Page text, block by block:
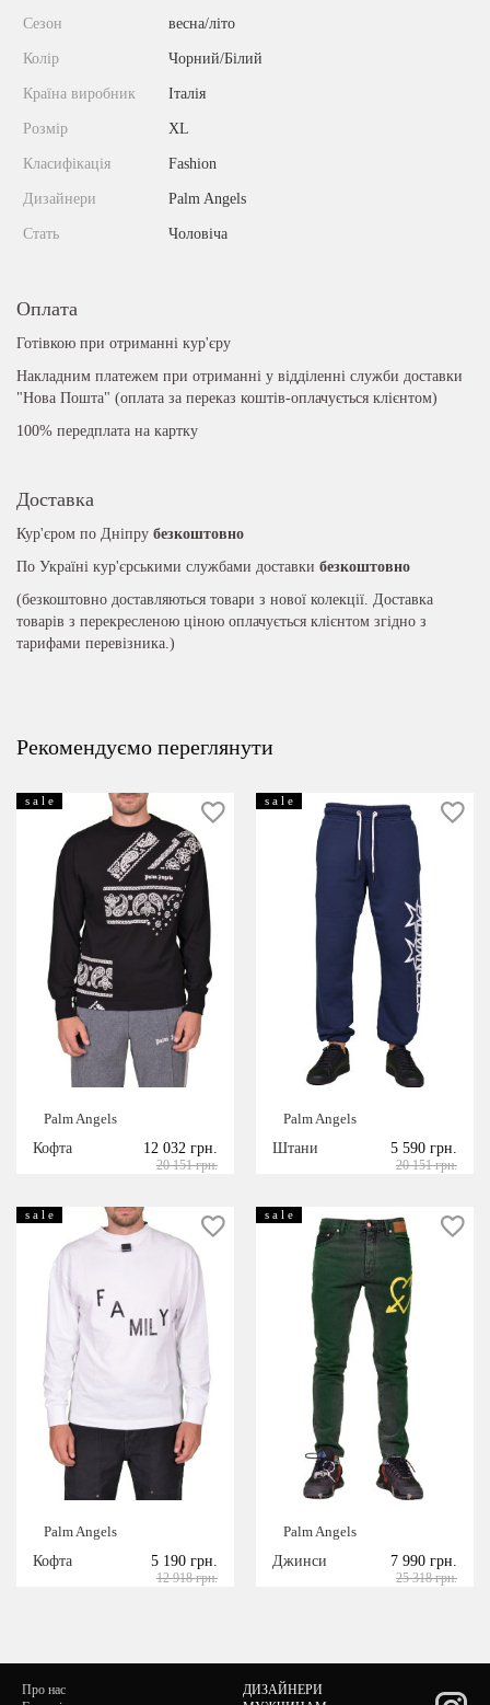
Сезон весна/літо
Колір Чорний/Білий
Країна виробник Італія
Розмір XL
Класифікація Fashion
Дизайнери Palm Angels
Стать Чоловіча
Оплата
Готівкою при отриманні кур'єру
Накладним платежем при отриманні у відділенні служби доставки
"Нова Пошта" (оплата за переказ коштів-оплачується клієнтом)
100% передплата на картку
Доставка
Кур'єром по Дніпру безкоштовно
По Україні кур'єрськими службами доставки безкоштовно
(безкоштовно доставляються товари з нової колекції. Доставка
товарів з перекресленою ціною оплачується клієнтом згідно з
тарифами перевізника.)
Рекомендуємо переглянути
s a l e
Palm Angels
Кофта
12 032 грн.
20 151 грн.
s a l e
Palm Angels
Штани
5 590 грн.
20 151 грн.
s a l e
Palm Angels
Кофта
5 190 грн.
12 918 грн.
s a l e
Palm Angels
Джинси
7 990 грн.
25 318 грн.
Про нас
ДИЗАЙНЕРИ